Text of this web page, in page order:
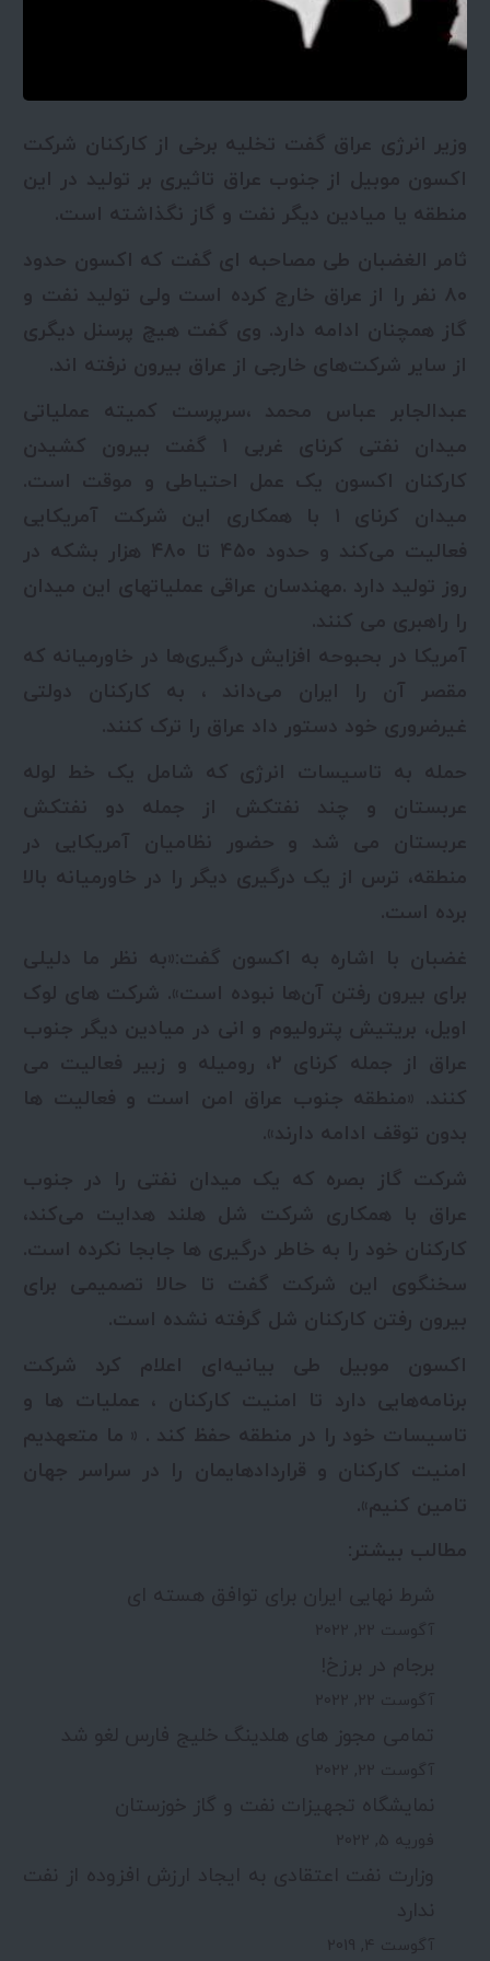
وزیر انرژی عراق گفت تخلیه برخی از کارکنان شرکت
اکسون موبیل از جنوب عراق تاثیری بر تولید در این
منطقه یا میادین دیگر نفت و گاز نگذاشته است.
ثامر الغضبان طی مصاحبه ای گفت که اکسون حدود
۸۰ نفر را از عراق خارج کرده است ولی تولید نفت و
گاز همچنان ادامه دارد. وی گفت هیچ پرسنل دیگری
از سایر شرکت‌های خارجی از عراق بیرون نرفته اند.
عبدالجابر عباس محمد ،سرپرست کمیته عملیاتی
میدان نفتی کرنای غربی ۱ گفت بیرون کشیدن
کارکنان اکسون یک عمل احتیاطی و موقت است.
میدان کرنای ۱ با همکاری این شرکت آمریکایی
فعالیت می‌کند و حدود ۴۵۰ تا ۴۸۰ هزار بشکه در
روز تولید دارد .مهندسان عراقی عملیاتهای این میدان
را راهبری می کنند.
آمریکا در بحبوحه افزایش درگیری‌ها در خاورمیانه که
مقصر آن را ایران می‌داند ، به کارکنان دولتی
غیرضروری خود دستور داد عراق را ترک کنند.
حمله به تاسیسات انرژی که شامل یک خط لوله
عربستان و چند نفتکش از جمله دو نفتکش
عربستان می شد و حضور نظامیان آمریکایی در
منطقه، ترس از یک درگیری دیگر را در خاورمیانه بالا
برده است.
غضبان با اشاره به اکسون گفت:«به نظر ما دلیلی
برای بیرون رفتن آن‌ها نبوده است». شرکت های لوک
اویل، بریتیش پترولیوم و انی در میادین دیگر جنوب
عراق از جمله کرنای ۲، رومیله و زبیر فعالیت می
کنند. «منطقه جنوب عراق امن است و فعالیت ها
بدون توقف ادامه دارند».
شرکت گاز بصره که یک میدان نفتی را در جنوب
عراق با همکاری شرکت شل هلند هدایت می‌کند،
کارکنان خود را به خاطر درگیری ها جابجا نکرده است.
سخنگوی این شرکت گفت تا حالا تصمیمی برای
بیرون رفتن کارکنان شل گرفته نشده است.
اکسون موبیل طی بیانیه‌ای اعلام کرد شرکت
برنامه‌هایی دارد تا امنیت کارکنان ، عملیات ها و
تاسیسات خود را در منطقه حفظ کند . « ما متعهدیم
امنیت کارکنان و قراردادهایمان را در سراسر جهان
تامین کنیم».
مطالب بیشتر:
شرط نهایی ایران برای توافق هسته ای
آگوست 22, 2022
برجام در برزخ!
آگوست 22, 2022
تمامی مجوز های هلدینگ خلیج فارس لغو شد
آگوست 22, 2022
نمایشگاه تجهیزات نفت و گاز خوزستان
فوریه 5, 2022
وزارت نفت اعتقادی به ایجاد ارزش افزوده از نفت
ندارد
آگوست 4, 2019